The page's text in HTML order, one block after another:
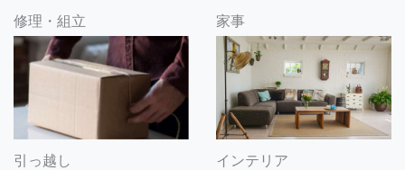
修理・組立 家事
引っ越し インテリア